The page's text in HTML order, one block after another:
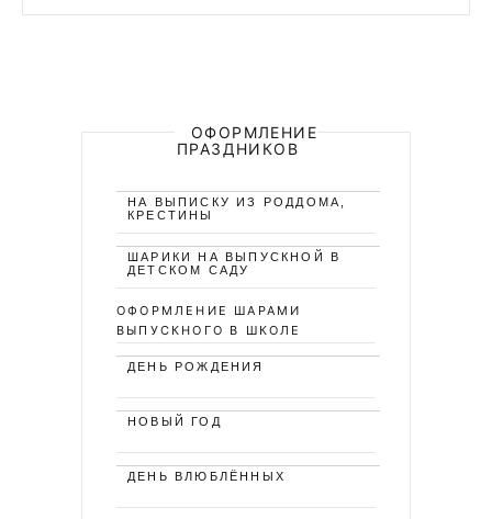
ОФОРМЛЕНИЕ
ПРАЗДНИКОВ
НА ВЫПИСКУ ИЗ РОДДОМА,
КРЕСТИНЫ
ШАРИКИ НА ВЫПУСКНОЙ В
ДЕТСКОМ САДУ
ОФОРМЛЕНИЕ ШАРАМИ
ВЫПУСКНОГО В ШКОЛЕ
ДЕНЬ РОЖДЕНИЯ
НОВЫЙ ГОД
ДЕНЬ ВЛЮБЛЁННЫХ